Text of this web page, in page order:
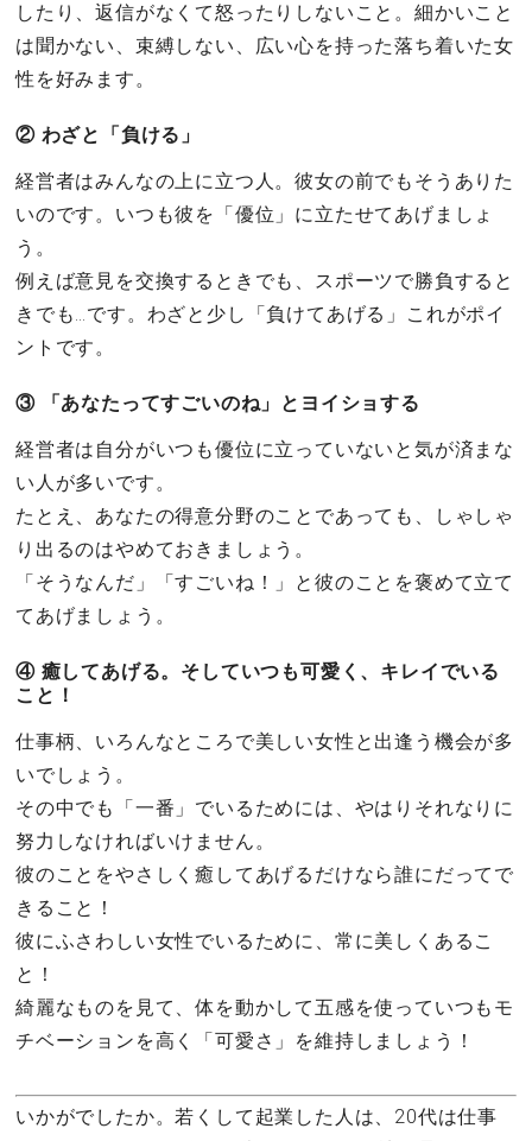
したり、返信がなくて怒ったりしないこと。細かいこと
は聞かない、束縛しない、広い心を持った落ち着いた女
性を好みます。
② わざと「負ける」
経営者はみんなの上に立つ人。彼女の前でもそうありた
いのです。いつも彼を「優位」に立たせてあげましょ
う。
例えば意見を交換するときでも、スポーツで勝負すると
きでも…です。わざと少し「負けてあげる」これがポイ
ントです。
③ 「あなたってすごいのね」とヨイショする
経営者は自分がいつも優位に立っていないと気が済まな
い人が多いです。
たとえ、あなたの得意分野のことであっても、しゃしゃ
り出るのはやめておきましょう。
「そうなんだ」「すごいね！」と彼のことを褒めて立て
てあげましょう。
④ 癒してあげる。そしていつも可愛く、キレイでいる
こと！
仕事柄、いろんなところで美しい女性と出逢う機会が多
いでしょう。
その中でも「一番」でいるためには、やはりそれなりに
努力しなければいけません。
彼のことをやさしく癒してあげるだけなら誰にだってで
きること！
彼にふさわしい女性でいるために、常に美しくあるこ
と！
綺麗なものを見て、体を動かして五感を使っていつもモ
チベーションを高く「可愛さ」を維持しましょう！
いかがでしたか。若くして起業した人は、20代は仕事